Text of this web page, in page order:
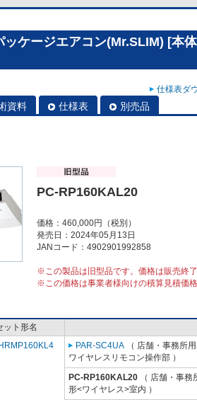
ッケージエアコン(Mr.SLIM) [本
仕様表ダ
資料 仕様表 別売品
PC-RP160KAL20
価格：460,000円（税別）
発売日：2024年05月13日
JANコード：4902901992858
※この製品は旧型品です。価格は販売終
※この価格は事業者様向けの積算見積価
ット形名
PAR-SC4UA （ 店舗・事務所
ワイヤレスリモコン操作部 ）
PC-RP160KAL20 （ 店舗・事
形<ワイヤレス>室内 ）